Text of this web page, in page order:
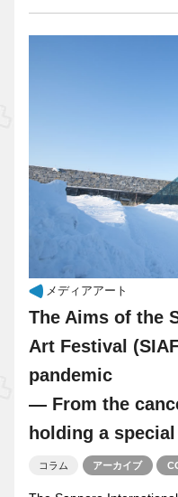
メディアアート
The Aims of the
Art Festival
pandemic
— From the
holding a
コラム アーカイブ